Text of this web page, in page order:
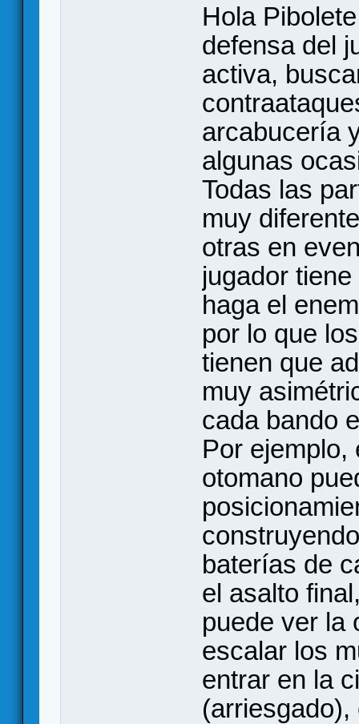
Hola
defensa del
activa,
arcabucería
algunas
Todas las
muy
otras en
jugador
haga el
por lo que
tienen que
muy
cada bando
Por ejemplo,
otomano
baterías de
el asalto
puede ver la
escalar los
entrar en la
(arriesgado),